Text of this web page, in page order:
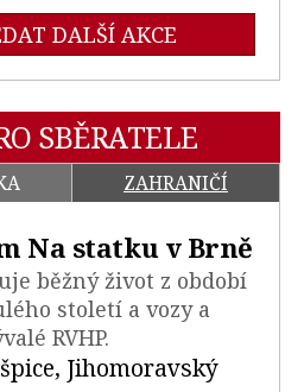
DALŠÍ AKCE
SBĚRATELE
ZAHRANIČÍ
Na statku v Brně
běžný život z období
století a vozy a
RVHP.
Jihomoravský